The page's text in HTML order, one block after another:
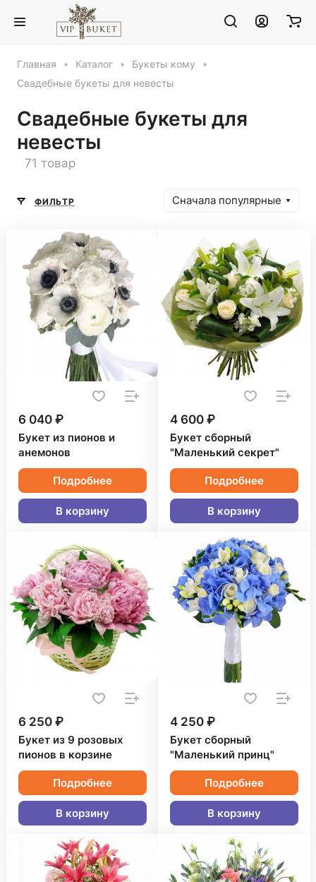
Главная Каталог
Букеты кому
Свадебные букеты для невесты
Свадебные букеты для
невесты
71 товар
ФИЛЬТР Сначала популярные
6 040 ₽
Букет из пионов и
анемонов
Подробнее
В корзину
4 600 ₽
Букет сборный
"Маленький секрет"
Подробнее
В корзину
6 250 ₽
Букет из 9 розовых
пионов в корзине
Подробнее
В корзину
4 250 ₽
Букет сборный
"Маленький принц"
Подробнее
В корзину